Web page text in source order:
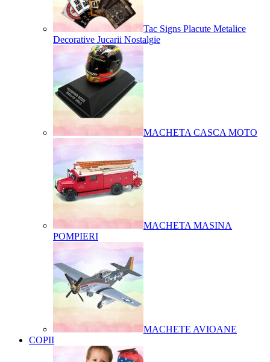
Tac Signs Placute Metalice
Decorative Jucarii Nostalgie
MACHETA CASCA MOTO
MACHETA MASINA
POMPIERI
MACHETE AVIOANE
COPII